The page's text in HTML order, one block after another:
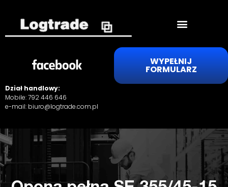
WYPEŁNIJ
FORMULARZ
Dział handlowy:
Mobile:792 446 646
e-mail: biuro@logtrade.com.pl